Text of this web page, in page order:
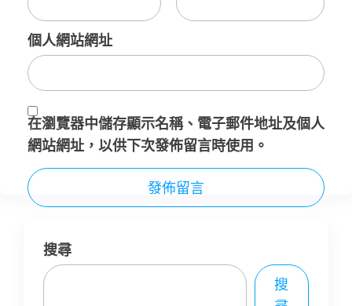
個人網站網址
在瀏覽器中儲存顯示名稱、電子郵件地址及個人
網站網址，以供下次發佈留言時使用。
搜尋
搜